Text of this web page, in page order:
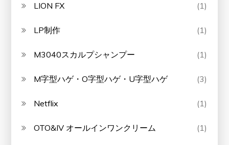
LION FX (1)
LP制作 (1)
M3040スカルプシャンプー (1)
M字型ハゲ・O字型ハゲ・U字型ハゲ (3)
Netflix (1)
OTO&IV オールインワンクリーム (1)